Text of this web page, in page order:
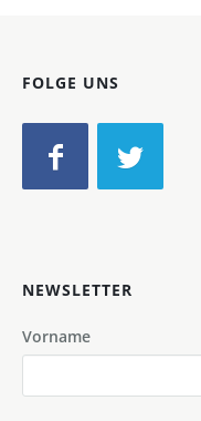
FOLGE UNS
NEWSLETTER
Vorname